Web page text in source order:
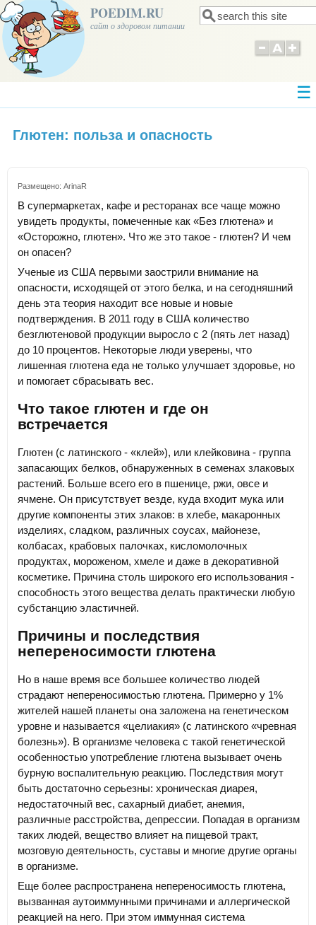
POEDIM.RU
сайт о здоровом питании Форма поиска
Поиск
Глютен: польза и опасность
Размещено: ArinaR
В супермаркетах, кафе и ресторанах все чаще можно
увидеть продукты, помеченные как «Без глютена» и
«Осторожно, глютен». Что же это такое - глютен? И чем
он опасен?
Ученые из США первыми заострили внимание на
опасности, исходящей от этого белка, и на сегодняшний
день эта теория находит все новые и новые
подтверждения. В 2011 году в США количество
безглютеновой продукции выросло с 2 (пять лет назад)
до 10 процентов. Некоторые люди уверены, что
лишенная глютена еда не только улучшает здоровье, но
и помогает сбрасывать вес.
Что такое глютен и где он
встречается
Глютен (с латинского - «клей»), или клейковина - группа
запасающих белков, обнаруженных в семенах злаковых
растений. Больше всего его в пшенице, ржи, овсе и
ячмене. Он присутствует везде, куда входит мука или
другие компоненты этих злаков: в хлебе, макаронных
изделиях, сладком, различных соусах, майонезе,
колбасах, крабовых палочках, кисломолочных
продуктах, мороженом, хмеле и даже в декоративной
косметике. Причина столь широкого его использования -
способность этого вещества делать практически любую
субстанцию эластичней.
Причины и последствия
непереносимости глютена
Но в наше время все большее количество людей
страдают непереносимостью глютена. Примерно у 1%
жителей нашей планеты она заложена на генетическом
уровне и называется «целиакия» (с латинского «чревная
болезнь»). В организме человека с такой генетической
особенностью употребление глютена вызывает очень
бурную воспалительную реакцию. Последствия могут
быть достаточно серьезны: хроническая диарея,
недостаточный вес, сахарный диабет, анемия,
различные расстройства, депрессии. Попадая в организм
таких людей, вещество влияет на пищевой тракт,
мозговую деятельность, суставы и многие другие органы
в организме.
Еще более распространена непереносимость глютена,
вызванная аутоиммунными причинами и аллергической
реакцией на него. При этом иммунная система